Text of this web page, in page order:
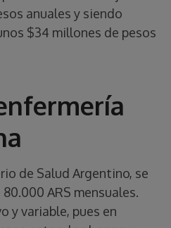
anuales y siendo
$34 millones de pesos
de Salud Argentino, se
ARS mensuales.
y variable, pues en